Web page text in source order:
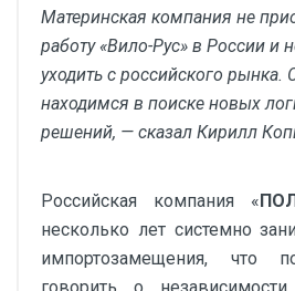
Материнская компания не
работу «Вило-Рус» в России и
уходить с российского рынка.
находимся в поиске новых
решений, — сказал Кирилл
Российская компания «
несколько лет системно
импортозамещения, что